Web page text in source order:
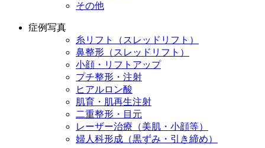
その他
症例写真
糸リフト（スレッドリフト）
鼻整形（スレッドリフト）
小顔・リフトアップ
プチ整形・注射
ヒアルロン酸
肌育・肌再生注射
二重整形・目元
レーザー治療（美肌・小顔等）
婦人科形成（黒ずみ・引き締め）